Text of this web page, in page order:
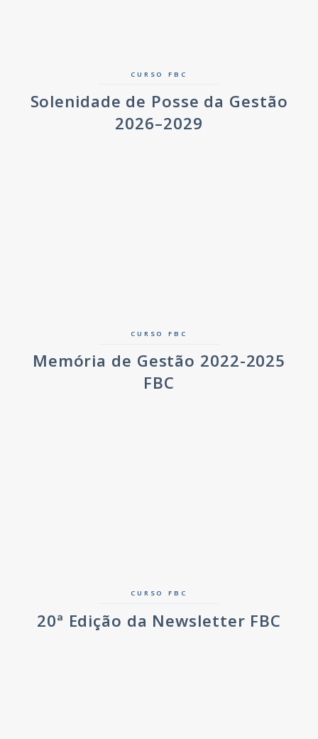
CURSO FBC
Solenidade de Posse da Gestão
2026–2029
CURSO FBC
Memória de Gestão 2022-2025
FBC
CURSO FBC
20ª Edição da Newsletter FBC